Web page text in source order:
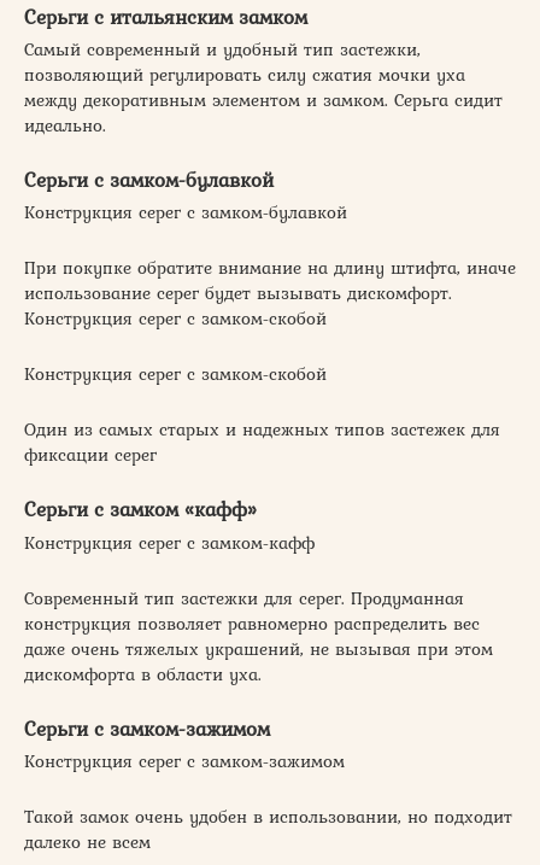
Серьги с итальянским замком
Самый современный и удобный тип застежки,
позволяющий регулировать силу сжатия мочки уха
между декоративным элементом и замком. Серьга сидит
идеально.
Серьги с замком-булавкой
Конструкция серег с замком-булавкой
При покупке обратите внимание на длину штифта, иначе
использование серег будет вызывать дискомфорт.
Конструкция серег с замком-скобой
Конструкция серег с замком-скобой
Один из самых старых и надежных типов застежек для
фиксации серег
Серьги с замком «кафф»
Конструкция серег с замком-кафф
Современный тип застежки для серег. Продуманная
конструкция позволяет равномерно распределить вес
даже очень тяжелых украшений, не вызывая при этом
дискомфорта в области уха.
Серьги с замком-зажимом
Конструкция серег с замком-зажимом
Такой замок очень удобен в использовании, но подходит
далеко не всем